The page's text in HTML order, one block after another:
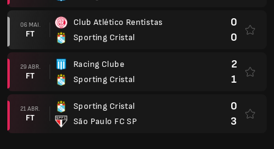
06 MAI.
FT
Club Atlético Rentistas
Sporting Cristal
0
0
29 ABR.
FT
Racing Clube
Sporting Cristal
2
1
21 ABR.
FT
Sporting Cristal
São Paulo FC SP
0
3